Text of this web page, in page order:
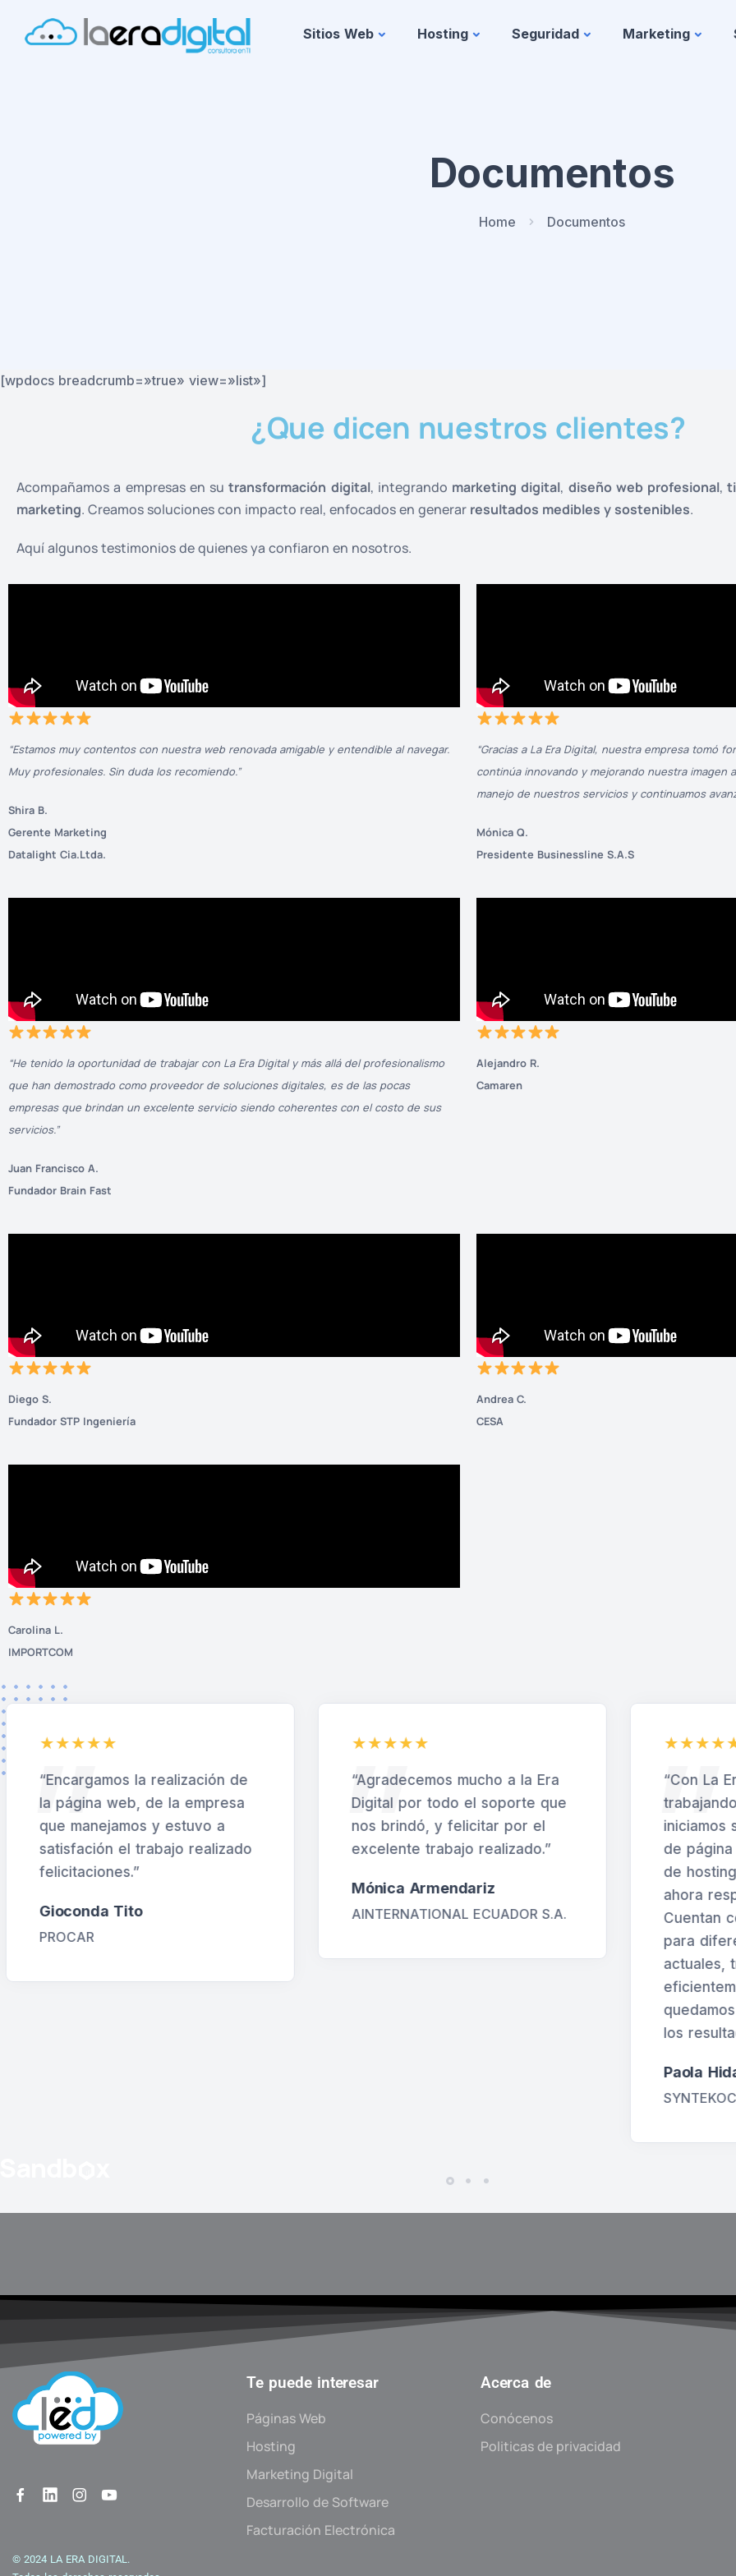
Sitios Web Hosting Seguridad Marketing
Documentos
Home Documentos
[wpdocs breadcrumb=»true» view=»list»]
¿Que dicen nuestros clientes?
Acompañamos a empresas en sutransformación digital, integrando marketing digital, diseño web profesional,
marketing. Creamos soluciones con impacto real, enfocados en generar resultados medibles y sostenibles.
Aquí algunos testimonios de quienes ya confiaron en nosotros.
“Estamos muy contentos con nuestra web renovada amigable y entendible al navegar.
Muy profesionales. Sin duda los recomiendo.”
Shira B.
Gerente Marketing
Datalight Cia.Ltda.
“Gracias a La Era Digital, nuestra empresa tomó
continúa innovando y mejorando nuestra imagen
manejo de nuestros servicios y continuamos
Mónica Q.
Presidente Businessline S.A.S
“He tenido la oportunidad de trabajar con La Era Digital y más allá del profesionalismo
que han demostrado como proveedor de soluciones digitales, es de las pocas
empresas que brindan un excelente servicio siendo coherentes con el costo de sus
servicios.”
Juan Francisco A.
Fundador Brain Fast
Alejandro R.
Camaren
Diego S.
Fundador STP Ingeniería
Andrea C.
CESA
Carolina L.
IMPORTCOM
“Agradecemos mucho a la Era
Digital por todo el soporte que
nos brindó, y felicitar por el
excelente trabajo realizado.”
AINTERNATIONAL ECUADOR S.A.
“Con La Era Digital llevo
trabajando varios años,
iniciamos solo con renovación
de página web, luego servicio
ahora respaldos en la nube.
Cuentan con varias soluciones
“Una
Digital,
con su
nuestros
ABACO
© 2024 LA ERA DIGITAL.
Te puede interesar
Páginas Web
Hosting
Marketing Digital
Desarrollo de Software
Facturación Electrónica
Acerca de
Conócenos
Politicas de privacidad